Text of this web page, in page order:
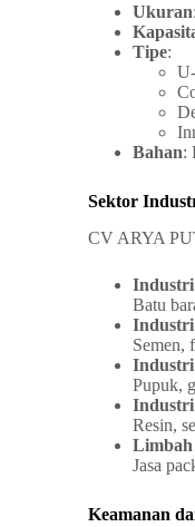
Ukuran
Tipe:
Bahan:
Sektor
CV ARYA
Industri
Batu
Industri
Semen,
Industri
Pupuk,
Resin,
Jasa
Keamanan